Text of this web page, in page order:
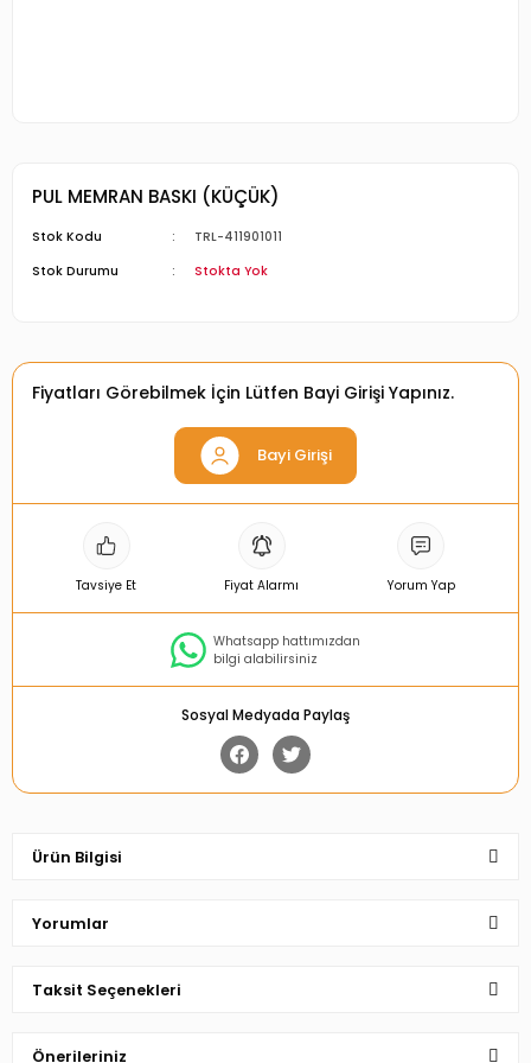
PUL MEMRAN BASKI (KÜÇÜK)
Stok Kodu
TRL-411901011
Stok Durumu
Stokta Yok
Fiyatları Görebilmek İçin Lütfen Bayi Girişi Yapınız.
Bayi Girişi
Tavsiye Et Fiyat Alarmı Yorum Yap
Whatsapp hattımızdan
bilgi alabilirsiniz
Sosyal Medyada Paylaş
Ürün Bilgisi
Yorumlar
Taksit Seçenekleri
Önerileriniz